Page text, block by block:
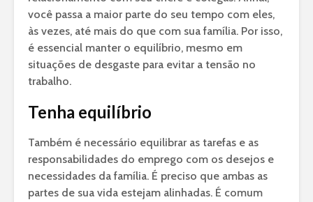
você passa a maior parte do seu tempo com eles,
às vezes, até mais do que com sua família. Por isso,
é essencial manter o equilíbrio, mesmo em
situações de desgaste para evitar a tensão no
trabalho.
Tenha equilíbrio
Também é necessário equilibrar as tarefas e as
responsabilidades do emprego com os desejos e
necessidades da família. É preciso que ambas as
partes de sua vida estejam alinhadas. É comum